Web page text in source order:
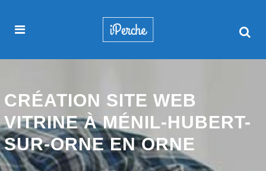
CRÉATION SITE WEB
VITRINE À MÉNIL-HUBERT-
SUR-ORNE EN ORNE